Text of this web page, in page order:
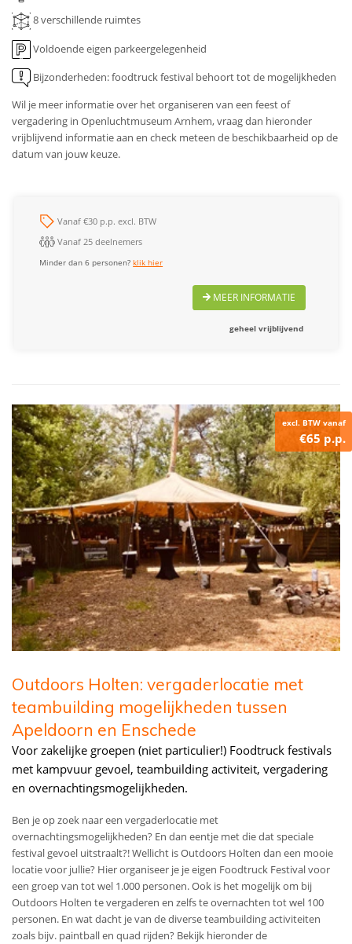
8 verschillende ruimtes
Voldoende eigen parkeergelegenheid
Bijzonderheden: foodtruck festival behoort tot de mogelijkheden
Wil je meer informatie over het organiseren van een feest of
vergadering in Openluchtmuseum Arnhem, vraag dan hieronder
vrijblijvend informatie aan en check meteen de beschikbaarheid op de
datum van jouw keuze.
Vanaf €30 p.p. excl. BTW
Vanaf 25 deelnemers
Minder dan 6 personen?klik hier
MEER INFORMATIE
geheel vrijblijvend
excl. BTW vanaf
€65 p.p.
Outdoors Holten: vergaderlocatie met
teambuilding mogelijkheden tussen
Apeldoorn en Enschede
Voor zakelijke groepen (niet particulier!) Foodtruck festivals
met kampvuur gevoel, teambuilding activiteit, vergadering
en overnachtingsmogelijkheden.
Ben je op zoek naar een vergaderlocatie met
overnachtingsmogelijkheden? En dan eentje met die dat speciale
festival gevoel uitstraalt?! Wellicht is Outdoors Holten dan een mooie
locatie voor jullie? Hier organiseer je je eigen Foodtruck Festival voor
een groep van tot wel 1.000 personen. Ook is het mogelijk om bij
Outdoors Holten te vergaderen en zelfs te overnachten tot wel 100
personen. En wat dacht je van de diverse teambuilding activiteiten
zoals bijv. paintball en quad rijden? Bekijk hieronder de